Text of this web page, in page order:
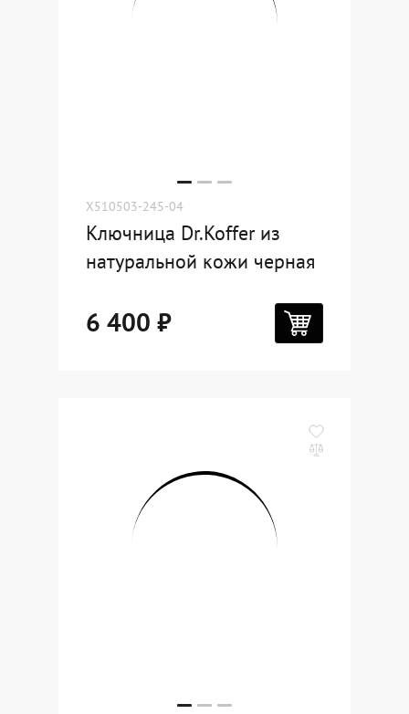
X510503-245-04
Ключница Dr.Koffer из
натуральной кожи черная
6 400 ₽